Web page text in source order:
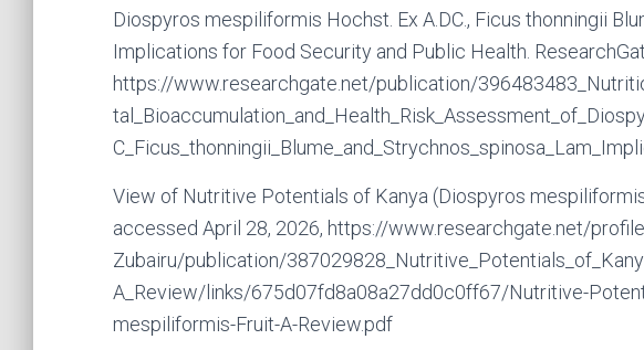
Diospyros mespiliformis Hochst. Ex A.DC., Ficus thonningii
Implications for Food Security and Public Health.
https://www.researchgate.net/publication/
View of Nutritive Potentials of Kanya (Diospyros
accessed April 28, 2026, https://www.researchgate.net/
Zubairu/publication/
A_Review/links/675d07fd8a08a27dd0c0ff67/Nutritive-
mespiliformis-Fruit-A-Review.pdf